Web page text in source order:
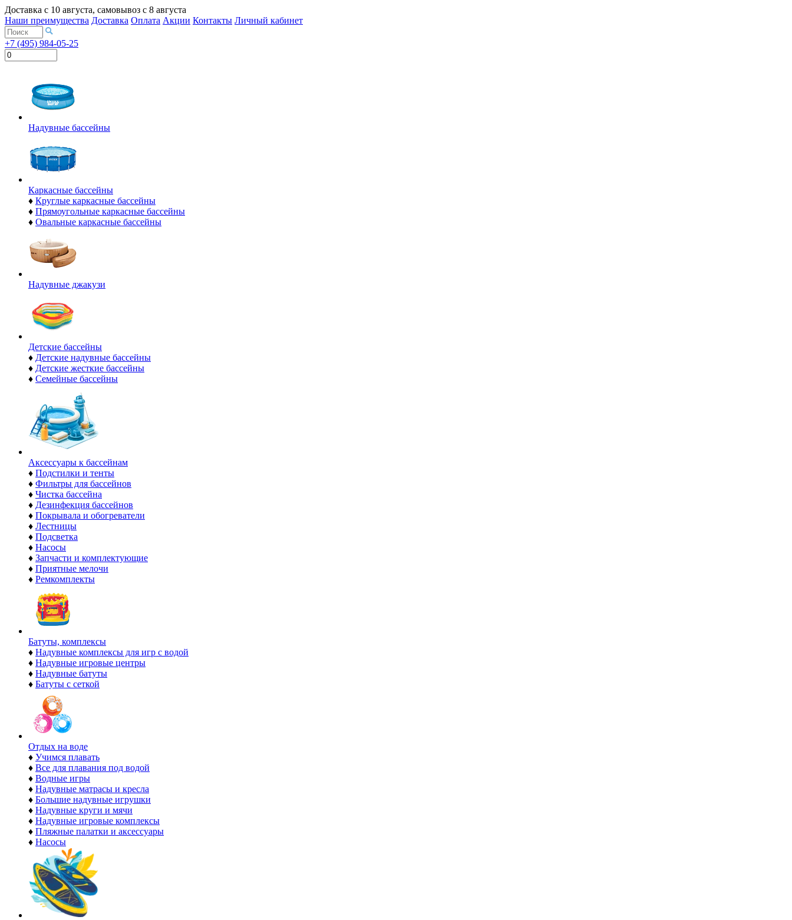
Доставка с 10 августа, самовывоз с 8 августа
Наши преимущества Доставка Оплата Акции Контакты Личный кабинет
+7 (495) 984-05-25
Надувные бассейны
Каркасные бассейны
♦ Круглые каркасные бассейны
♦ Прямоугольные каркасные бассейны
♦ Овальные каркасные бассейны
Надувные джакузи
Детские бассейны
♦ Детские надувные бассейны
♦ Детские жесткие бассейны
♦ Семейные бассейны
Аксессуары к бассейнам
♦ Подстилки и тенты
♦ Фильтры для бассейнов
♦ Чистка бассейна
♦ Дезинфекция бассейнов
♦ Покрывала и обогреватели
♦ Лестницы
♦ Подсветка
♦ Насосы
♦ Запчасти и комплектующие
♦ Приятные мелочи
♦ Ремкомплекты
Батуты, комплексы
♦ Надувные комплексы для игр с водой
♦ Надувные игровые центры
♦ Надувные батуты
♦ Батуты с сеткой
Отдых на воде
♦ Учимся плавать
♦ Все для плавания под водой
♦ Водные игры
♦ Надувные матрасы и кресла
♦ Большие надувные игрушки
♦ Надувные круги и мячи
♦ Надувные игровые комплексы
♦ Пляжные палатки и аксессуары
♦ Насосы